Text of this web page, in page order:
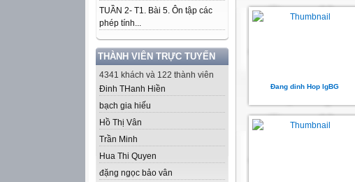
TUẦN 2- T1. Bài 5. Ôn tập các
phép tính...
THÀNH VIÊN TRỰC TUYẾN
4341 khách và 122 thành viên
Đinh THanh Hiền
bạch gia hiếu
Hồ Thị Vân
Trần Minh
Hua Thi Quyen
đặng ngọc bảo vân
Đang dinh Hop lgBG